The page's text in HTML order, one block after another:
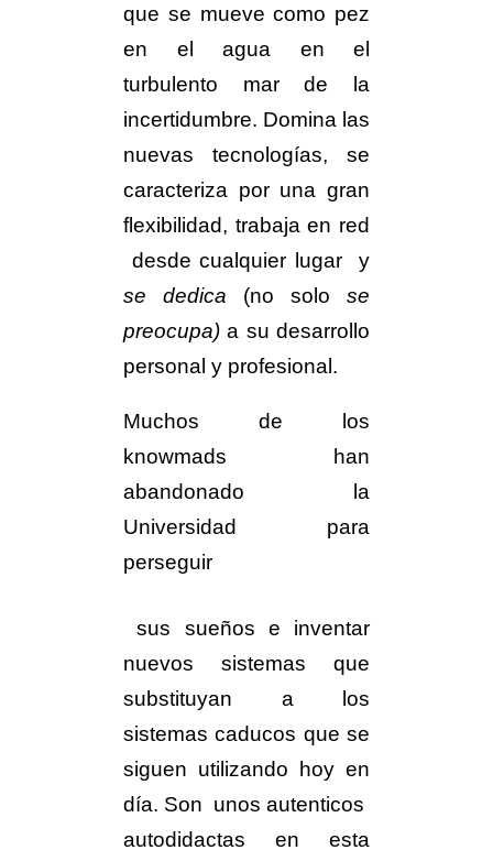
que se mueve como pez
en el agua en el
turbulento mar de la
incertidumbre. Domina las
nuevas tecnologías, se
caracteriza por una gran
flexibilidad, trabaja en red
desde cualquier lugar y
se dedica (no solo se
preocupa)a su desarrollo
personal y profesional.
Muchos de los
knowmads han
abandonado la
Universidad para
perseguir
sus sueños e inventar
nuevos sistemas que
substituyan a los
sistemas caducos que se
siguen utilizando hoy en
día. Son unos autenticos
autodidactas en esta